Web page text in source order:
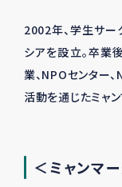
2002年、学生サー
シアを設立。卒業
業、 NPOセンター、
活動を通じたミャ
＜ミャンマ